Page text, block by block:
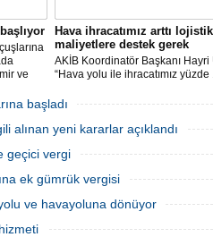
ve
Hava ihracatımız arttı lojistik
maliyetlere destek gerek
AKİB Koordinatör Başkanı Hayri
“Hava yolu ile ihracatımız yüzde
bu zorlu süreçte,
destekler ve teşvikler
başladı
alınan yeni kararlar açıklandı
geçici vergi
ek gümrük vergisi
ve havayoluna dönüyor